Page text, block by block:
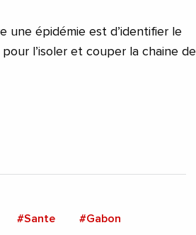
une épidémie est d’identifier le
l’isoler et couper la chaine de
#Sante #Gabon